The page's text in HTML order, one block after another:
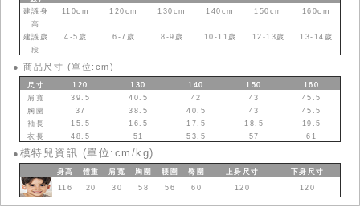
建議身
高
110cm 120cm 130cm 140cm 150cm 160cm
建議歲
段
4-5歲 6-7歲 8-9歲 10-11歲 12-13歲 13-14歲
● 商品尺寸 (單位:cm)
尺寸 120 130 140 150
160
肩寬
39.5 40.5 42 43
45.5
胸圍
37 38.5 40.5 43
45.5
袖長
15.5 16.5 17.5 18.5
19.5
衣長
48.5 51 53.5 57 61
● 模特兒資訊 (單位:cm/kg)
身高 體重 肩寬 胸圍 腰圍 臀圍 上身 尺寸 下身 尺寸
116
20 30 58 56 60 120 120